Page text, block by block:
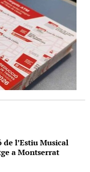
l’Estiu Musical
a Montserrat